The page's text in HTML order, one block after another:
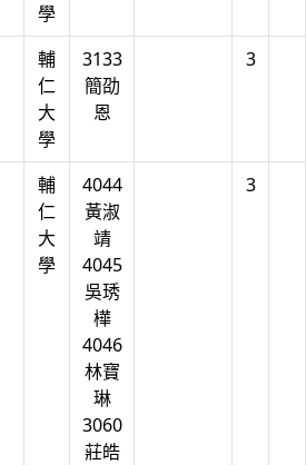
學
輔
仁
大
學
3133
簡劭
恩
3
輔
仁
大
學
4044
黃淑
靖
4045
吳琇
樺
4046
林寶
琳
3060
莊皓
3